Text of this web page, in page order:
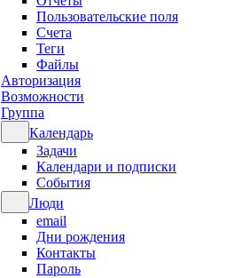
Пользовательские поля
Счета
Теги
Файлы
Авторизация
Возможности
Группа
Календарь
Задачи
Календари и подписки
События
Люди
email
Дни рождения
Контакты
Пароль